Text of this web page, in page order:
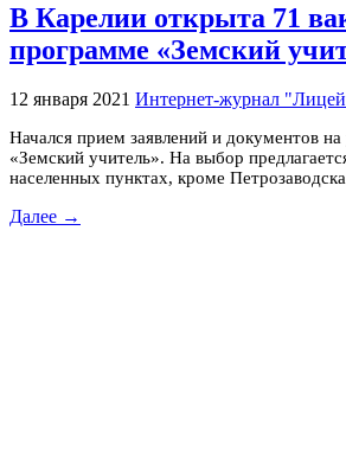
В Карелии открыта 71
программе «Земский
12 января 2021 Интернет-журнал
Начался прием заявлений и документов
«Земский учитель». На выбор
населенных пунктах, кроме
Далее →